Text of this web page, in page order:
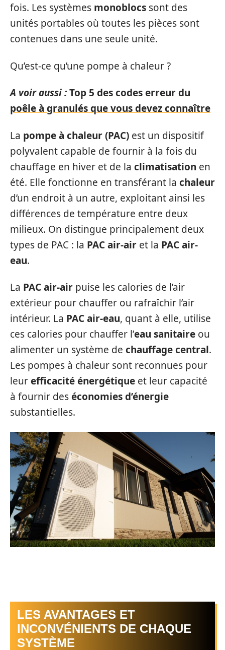
fois. Les systèmes monoblocs sont des
unités portables où toutes les pièces sont
contenues dans une seule unité.
Qu’est-ce qu’une pompe à chaleur ?
A voir aussi :Top 5 des codes erreur du
poêle à granulés que vous devez connaître
La pompe à chaleur (PAC) est un dispositif
polyvalent capable de fournir à la fois du
chauffage en hiver et de la climatisation en
été. Elle fonctionne en transférant la chaleur
d’un endroit à un autre, exploitant ainsi les
différences de température entre deux
milieux. On distingue principalement deux
types de PAC : la PAC air-air et la PAC air-
eau.
La PAC air-air puise les calories de l’air
extérieur pour chauffer ou rafraîchir l’air
intérieur. La PAC air-eau, quant à elle, utilise
ces calories pour chauffer l’eau sanitaire ou
alimenter un système de chauffage central.
Les pompes à chaleur sont reconnues pour
leurefficacité énergétique et leur capacité
à fournir deséconomies d’énergie
substantielles.
LES AVANTAGES ET
INCONVÉNIENTS DE CHAQUE
SYSTÈME